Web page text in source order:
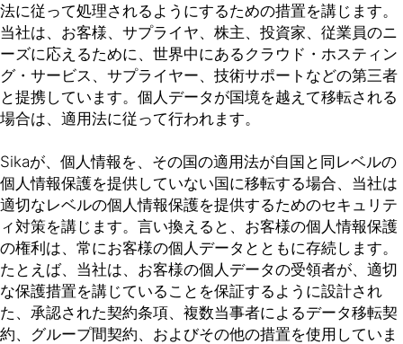
法に従って処理されるようにするための措置を講じます。
当社は、お客様、サプライヤ、株主、投資家、従業員のニ
ーズに応えるために、世界中にあるクラウド・ホスティン
グ・サービス、サプライヤー、技術サポートなどの第三者
と提携しています。個人データが国境を越えて移転される
場合は、適用法に従って行われます。
Sikaが、個人情報を、その国の適用法が自国と同レベルの
個人情報保護を提供していない国に移転する場合、当社は
適切なレベルの個人情報保護を提供するためのセキュリテ
ィ対策を講じます。言い換えると、お客様の個人情報保護
の権利は、常にお客様の個人データとともに存続します。
たとえば、当社は、お客様の個人データの受領者が、適切
な保護措置を講じていることを保証するように設計され
た、承認された契約条項、複数当事者によるデータ移転契
約、グループ間契約、およびその他の措置を使用していま